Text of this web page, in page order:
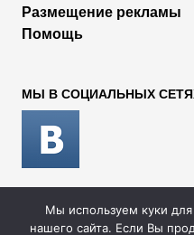
Размещение рекламы
Помощь
МЫ В СОЦИАЛЬНЫХ
2026 © Rufilm -
Мы используем куки
нашего сайта. Если Вы